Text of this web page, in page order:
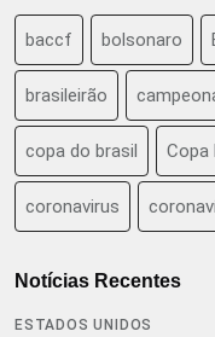
baccf bolsonaro
brasileirão
copa do brasil Copa
coronavirus
Notícias Recentes
ESTADOS UNIDOS